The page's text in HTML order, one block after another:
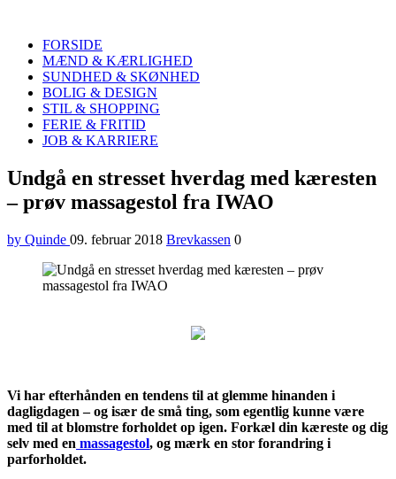
FORSIDE
MÆND & KÆRLIGHED
SUNDHED & SKØNHED
BOLIG & DESIGN
STIL & SHOPPING
FERIE & FRITID
JOB & KARRIERE
Menu
Undgå en stresset hverdag med kæresten
– prøv massagestol fra IWAO
by Quinde 09. februar 2018 Brevkassen 0
Vi har efterhånden en tendens til at glemme hinanden i
dagligdagen – og især de små ting, som egentlig kunne være
med til at blomstre forholdet op igen. Forkæl din kæreste og dig
selv med en massagestol, og mærk en stor forandring i
parforholdet.